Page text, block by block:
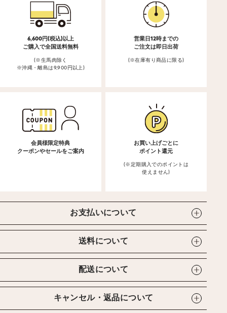
6,600円(税込)以上
ご購入で全国送料無料
(※生馬肉除く
※沖縄・離島は9,900円以上)
営業日12時までの
ご注文は即日出荷
(※在庫有り商品に限る)
会員様限定特典
クーポンやセールをご案内
お買い上げごとに
ポイント還元
(※定期購入でのポイントは
使えません)
お支払いについて
送料について
配送について
キャンセル・返品について